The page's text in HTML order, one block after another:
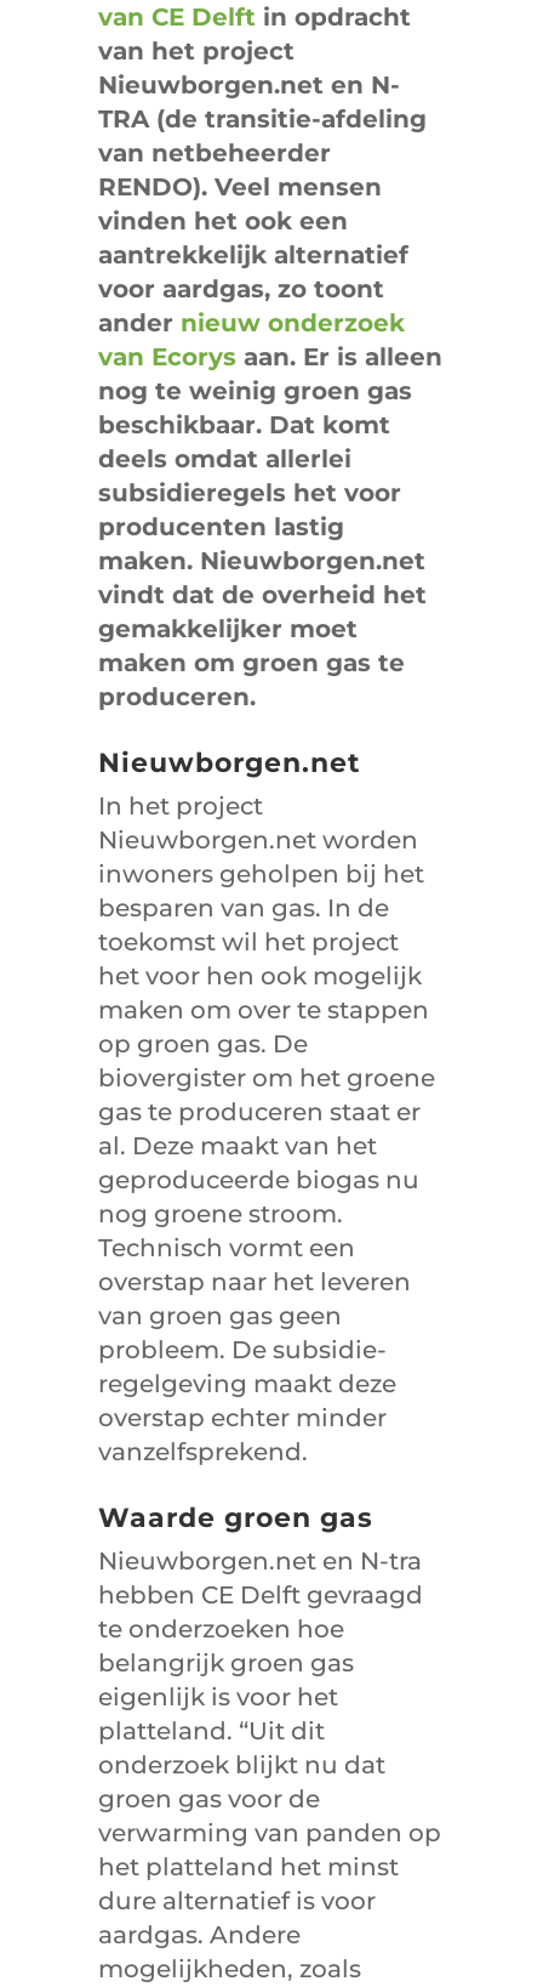
van CE Delft in opdracht
van het project
Nieuwborgen.net en N-
TRA (de transitie-afdeling
van netbeheerder
RENDO). Veel mensen
vinden het ook een
aantrekkelijk alternatief
voor aardgas, zo toont
ander nieuw onderzoek
van Ecorys aan. Er is alleen
nog te weinig groen gas
beschikbaar. Dat komt
deels omdat allerlei
subsidieregels het voor
producenten lastig
maken. Nieuwborgen.net
vindt dat de overheid het
gemakkelijker moet
maken om groen gas te
produceren.
Nieuwborgen.net
In het project
Nieuwborgen.net worden
inwoners geholpen bij het
besparen van gas. In de
toekomst wil het project
het voor hen ook mogelijk
maken om over te stappen
op groen gas. De
biovergister om het groene
gas te produceren staat er
al. Deze maakt van het
geproduceerde biogas nu
nog groene stroom.
Technisch vormt een
overstap naar het leveren
van groen gas geen
probleem. De subsidie-
regelgeving maakt deze
overstap echter minder
vanzelfsprekend.
Waarde groen gas
Nieuwborgen.net en N-tra
hebben CE Delft gevraagd
te onderzoeken hoe
belangrijk groen gas
eigenlijk is voor het
platteland. “Uit dit
onderzoek blijkt nu dat
groen gas voor de
verwarming van panden op
het platteland het minst
dure alternatief is voor
aardgas. Andere
mogelijkheden, zoals